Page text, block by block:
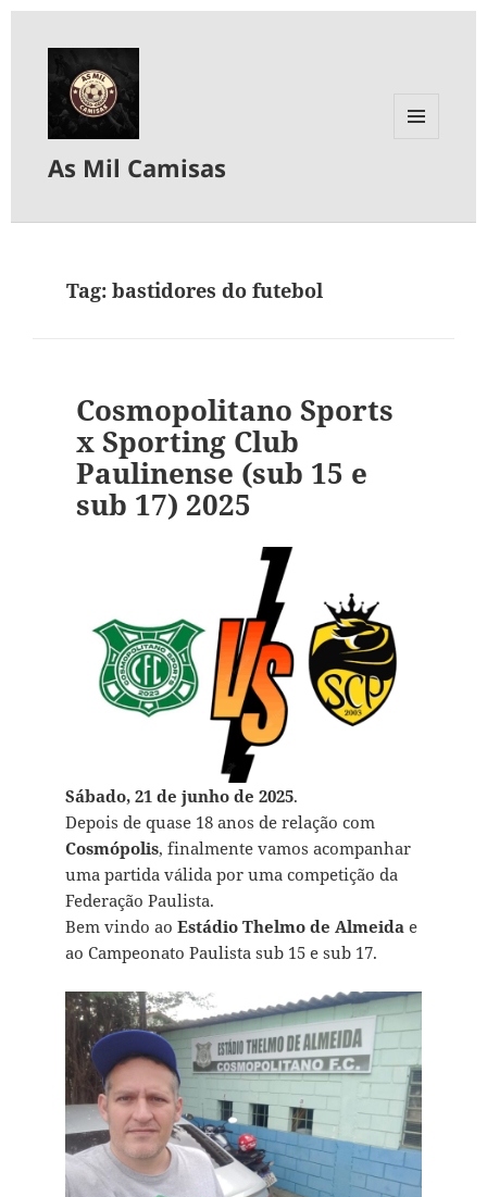
As Mil Camisas
Tag:bastidores do futebol
Cosmopolitano Sports
x Sporting Club
Paulinense (sub 15 e
sub 17) 2025
Sábado, 21 de junho de 2025.
Depois de quase 18 anos de relação com
Cosmópolis, finalmente vamos acompanhar
uma partida válida por uma competição da
Federação Paulista.
Bem vindo ao Estádio Thelmo de Almeidae
ao Campeonato Paulista sub 15 e sub 17.